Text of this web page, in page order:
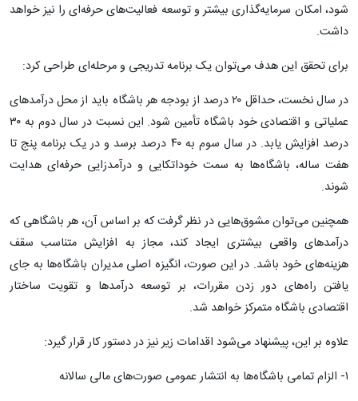
شود، امکان سرمایه‌گذاری بیشتر و توسعه فعالیت‌های حرفه‌ای را نیز خواهد
داشت.
برای تحقق این هدف می‌توان یک برنامه تدریجی و مرحله‌ای طراحی کرد:
در سال نخست، حداقل ۲۰ درصد از بودجه هر باشگاه باید از محل درآمدهای
عملیاتی و اقتصادی خود باشگاه تأمین شود. این نسبت در سال دوم به ۳۰
درصد افزایش یابد. در سال سوم به ۴۰ درصد برسد و در یک برنامه پنج تا
هفت ساله، باشگاه‌ها به سمت خوداتکایی و درآمدزایی حرفه‌ای هدایت
شوند.
همچنین می‌توان مشوق‌هایی در نظر گرفت که بر اساس آن، هر باشگاهی که
درآمدهای واقعی بیشتری ایجاد کند، مجاز به افزایش متناسب سقف
هزینه‌های خود باشد. در این صورت، انگیزه اصلی مدیران باشگاه‌ها به جای
یافتن راه‌های دور زدن مقررات، بر توسعه درآمدها و تقویت ساختار
اقتصادی باشگاه متمرکز خواهد شد.
علاوه بر این، پیشنهاد می‌شود اقدامات زیر نیز در دستور کار قرار گیرد:
۱- الزام تمامی باشگاه‌ها به انتشار عمومی صورت‌های مالی سالانه